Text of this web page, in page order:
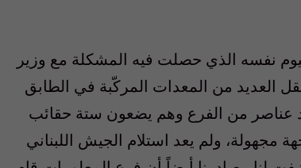
نفسه الذي حصلت فيه المشكلة مع وزير
بتفكيك ونقل العديد من المعدات المركّبة في الطابق
عناصر من الفرع وهم يضعون ستة حقائب
مجهولة، ولم يعد استلام الجيش اللبناني